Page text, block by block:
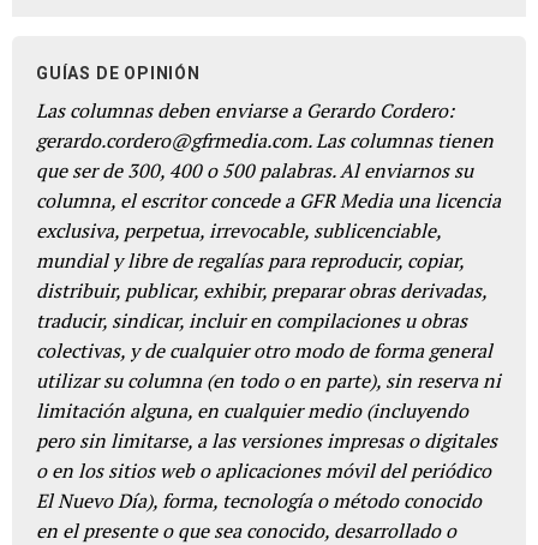
GUÍAS DE OPINIÓN
Las columnas deben enviarse a Gerardo Cordero:
gerardo.cordero@gfrmedia.com. Las columnas tienen
que ser de 300, 400 o 500 palabras. Al enviarnos su
columna, el escritor concede a GFR Media una licencia
exclusiva, perpetua, irrevocable, sublicenciable,
mundial y libre de regalías para reproducir, copiar,
distribuir, publicar, exhibir, preparar obras derivadas,
traducir, sindicar, incluir en compilaciones u obras
colectivas, y de cualquier otro modo de forma general
utilizar su columna (en todo o en parte), sin reserva ni
limitación alguna, en cualquier medio (incluyendo
pero sin limitarse, a las versiones impresas o digitales
o en los sitios web o aplicaciones móvil del periódico
El Nuevo Día), forma, tecnología o método conocido
en el presente o que sea conocido, desarrollado o